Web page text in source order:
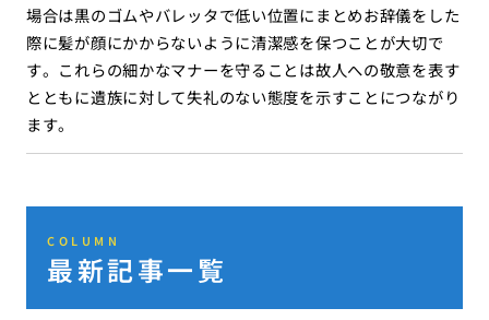
場合は黒のゴムやバレッタで低い位置にまとめお辞儀をした
際に髪が顔にかからないように清潔感を保つことが大切で
す。これらの細かなマナーを守ることは故人への敬意を表す
とともに遺族に対して失礼のない態度を示すことにつながり
ます。
COLUMN
最新記事一覧